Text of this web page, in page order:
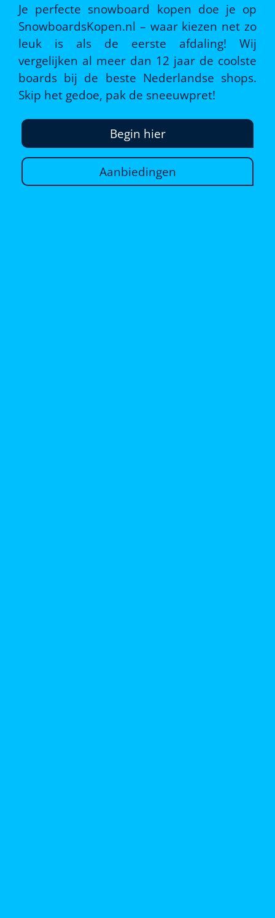
Je perfecte snowboard kopen doe je op
SnowboardsKopen.nl – waar kiezen net zo
leuk is als de eerste afdaling! Wij
vergelijken al meer dan 12 jaar de coolste
boards bij de beste Nederlandse shops.
Skip het gedoe, pak de sneeuwpret!
Begin hier
Aanbiedingen